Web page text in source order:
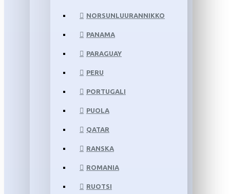
NORSUNLUURANNIKKO
PANAMA
PARAGUAY
PERU
PORTUGALI
PUOLA
QATAR
RANSKA
ROMANIA
RUOTSI